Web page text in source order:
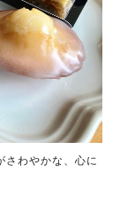
さわやかな、心に